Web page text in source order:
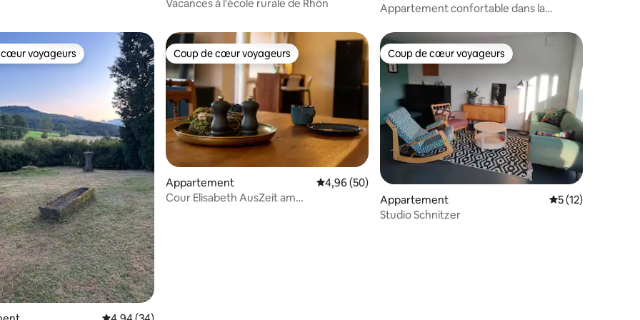
Vacances à l'école rurale de Rhön
Appartement confortable dans la
voyageurs
voyageurs Coup de cœur voyageurs
Coup de cœur voyageurs
Appartement Évaluation moyenne sur la base de 50 commentaires : 4,96 sur 5
4,96 (50)
Cour Elisabeth AusZeit am
Coup de cœur voyageurs
Coup de cœur voyageurs
Appartement Évaluation
5 (12)
Studio Schnitzer